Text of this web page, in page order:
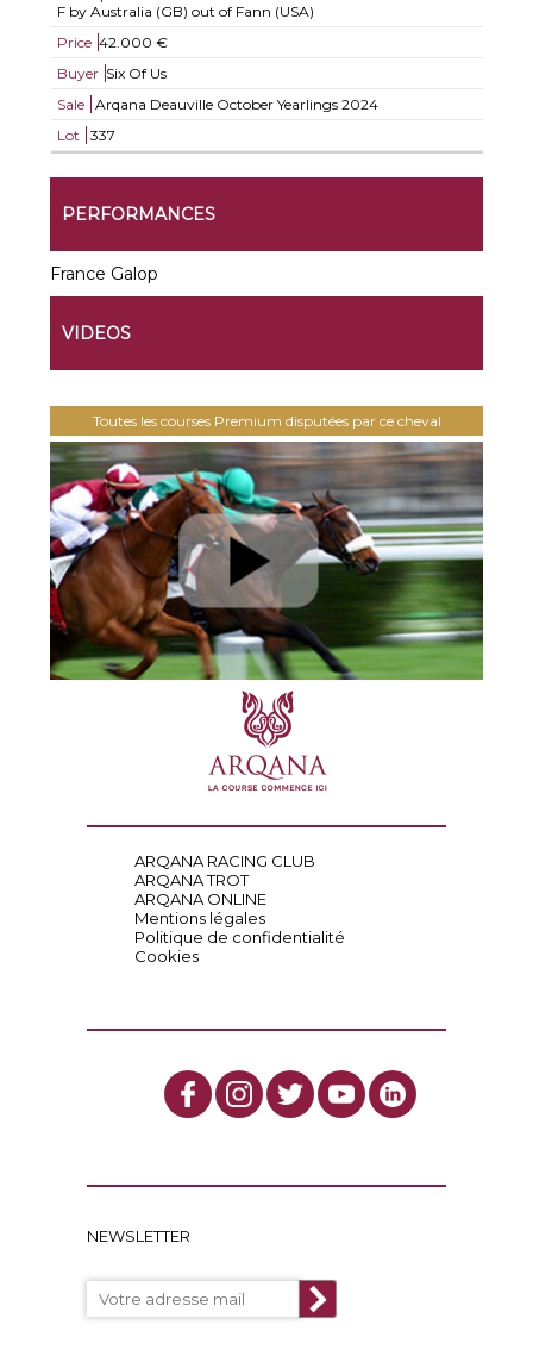
F by Australia (GB) out of Fann (USA)
Price 42.000 €
Buyer Six Of Us
Sale
Arqana Deauville October Yearlings 2024
Lot
337
PERFORMANCES
France Galop
VIDEOS
Toutes les courses Premium disputées par ce cheval
ARQANA RACING CLUB
ARQANA TROT
ARQANA ONLINE
Mentions légales
Politique de confidentialité
Cookies
NEWSLETTER